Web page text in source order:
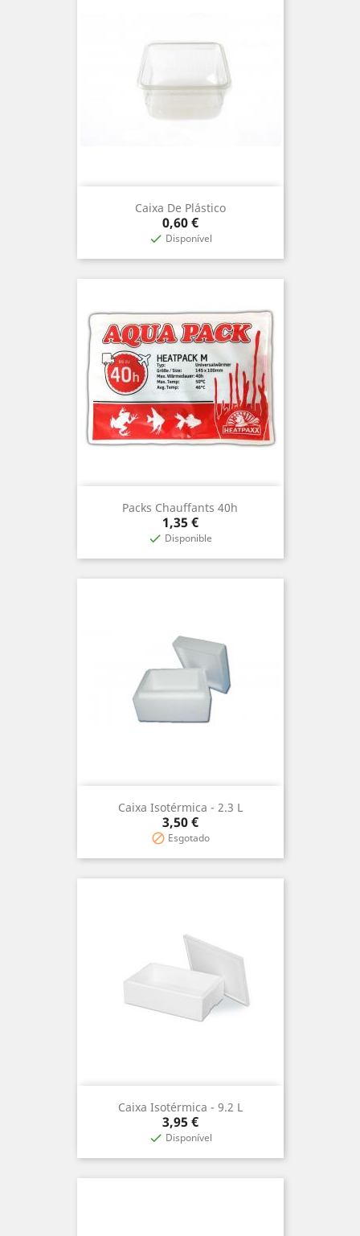
Caixa De Plástico
Prix
0,60 €
 Disponível
Packs Chauffants 40h
Prix
1,35 €
 Disponible
Caixa Isotérmica - 2.3 L
Prix
3,50 €
 Esgotado
Caixa Isotérmica - 9.2 L
Prix
3,95 €
 Disponível